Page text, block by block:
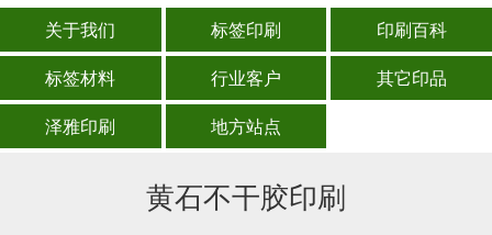
关于我们 标签印刷
印刷百科
标签材料
行业客户
其它印品
泽雅印刷
地方站点
黄石不干胶印刷